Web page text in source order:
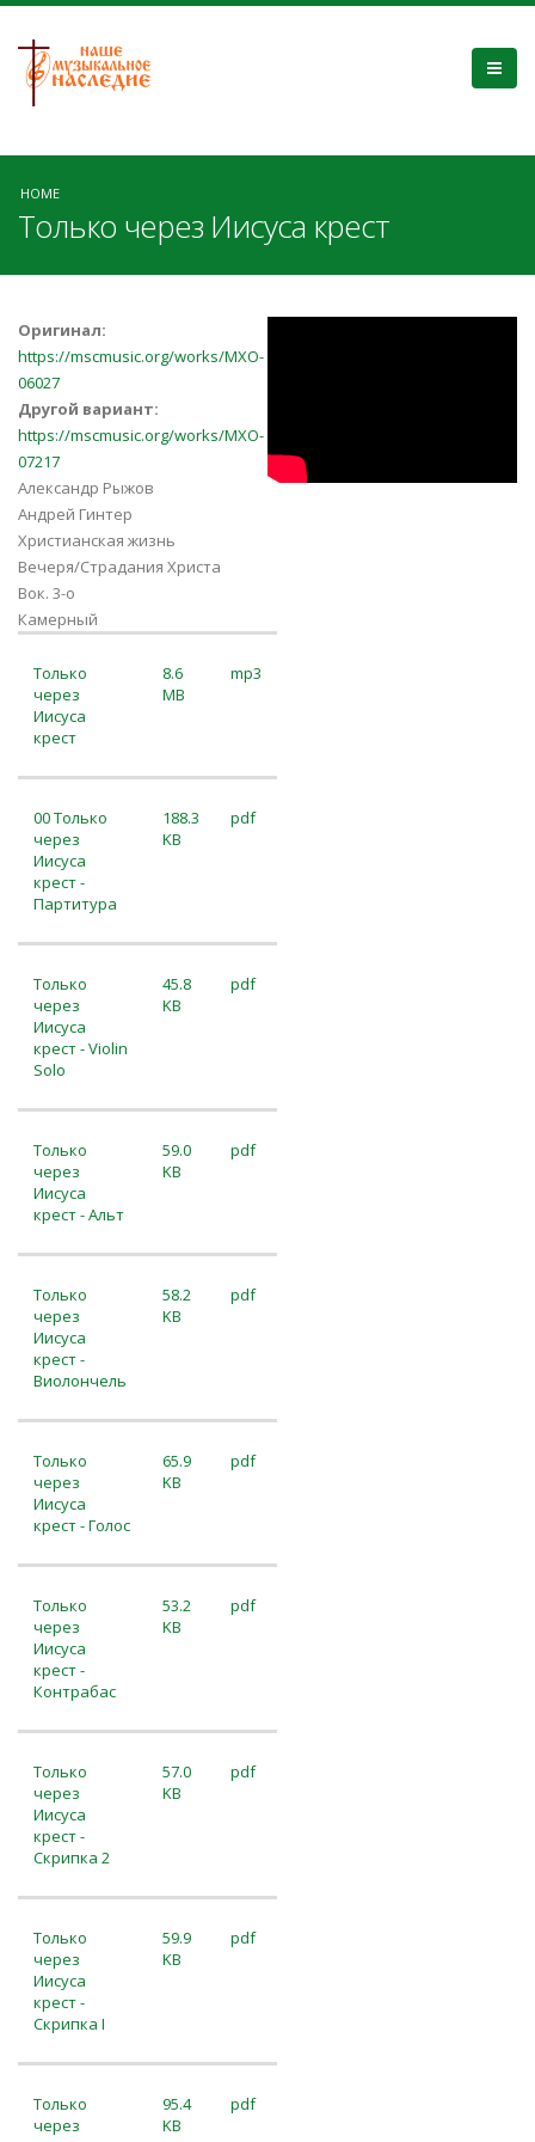
HOME
Только через Иисуса крест
Оригинал:
https://mscmusic.org/works/MXO-
06027
Другой вариант:
https://mscmusic.org/works/MXO-
07217
Александр Рыжов
Андрей Гинтер
Христианская жизнь
Вечеря/Страдания Христа
Вок. 3-о
Камерный
Только
через
Иисуса
крест
8.6
MB
mp3
00 Только
через
Иисуса
крест -
Партитура
188.3
KB
pdf
Только
через
Иисуса
крест - Violin
Solo
45.8
KB
pdf
Только
через
Иисуса
крест - Альт
59.0
KB
pdf
Только
через
Иисуса
крест -
Виолончель
58.2
KB
pdf
Только
через
Иисуса
крест - Голос
65.9
KB
pdf
Только
через
Иисуса
крест -
Контрабас
53.2
KB
pdf
Только
через
Иисуса
крест -
Скрипка 2
57.0
KB
pdf
Только
через
Иисуса
крест -
Скрипка I
59.9
KB
pdf
Только
через
95.4
KB
pdf